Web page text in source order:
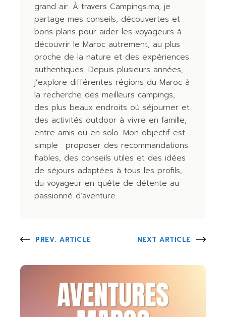
grand air. À travers Campings.ma, je
partage mes conseils, découvertes et
bons plans pour aider les voyageurs à
découvrir le Maroc autrement, au plus
proche de la nature et des expériences
authentiques. Depuis plusieurs années,
j’explore différentes régions du Maroc à
la recherche des meilleurs campings,
des plus beaux endroits où séjourner et
des activités outdoor à vivre en famille,
entre amis ou en solo. Mon objectif est
simple : proposer des recommandations
fiables, des conseils utiles et des idées
de séjours adaptées à tous les profils,
du voyageur en quête de détente au
passionné d’aventure.
PREV. ARTICLE NEXT ARTICLE